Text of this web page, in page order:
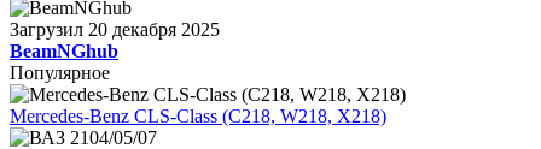
Загрузил 20 декабря 2025
BeamNGhub
Популярное
Mercedes-Benz CLS-Class (C218, W218, X218)